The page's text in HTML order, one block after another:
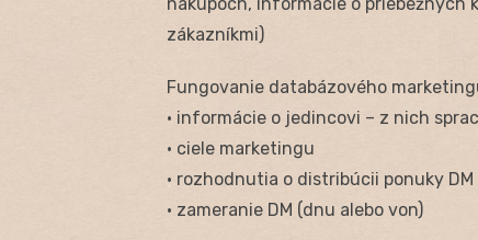
zákazníkmi)
Fungovanie databázového
• informácie o jedincovi – z nich
• ciele marketingu
• rozhodnutia o distribúcii ponuky DM
• zameranie DM (dnu alebo von)